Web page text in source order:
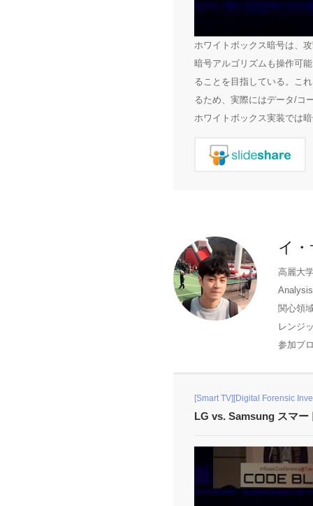
ホワイトボックス暗号は、
暗号アルゴリズムも操作可
ることを目指している。こ
るため、実際にはデータ/コ
ホワイトボックス実装では
イ
高麗大
関心領
レンジ
参加プ
[Smart TV][Digital Forensic
LG vs. Samsung スマー